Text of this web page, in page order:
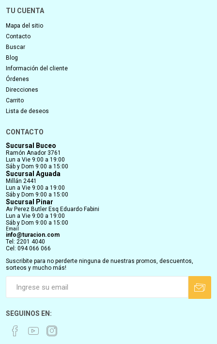
TU CUENTA
Mapa del sitio
Contacto
Buscar
Blog
Información del cliente
Órdenes
Direcciones
Carrito
Lista de deseos
CONTACTO
Sucursal Buceo
Ramón Anador 3761
Lun a Vie 9:00 a 19:00
Sáb y Dom 9:00 a 15:00
Sucursal Aguada
Millán 2441
Lun a Vie 9:00 a 19:00
Sáb y Dom 9:00 a 15:00
Sucursal Pinar
Av Perez Butler Esq Eduardo Fabini
Lun a Vie 9:00 a 19:00
Sáb y Dom 9:00 a 15:00
Email
info@turacion.com
Tel: 2201 4040
Cel: 094 066 066
Suscribite para no perderte ninguna de nuestras promos, descuentos,
sorteos y mucho más!
SEGUINOS EN: